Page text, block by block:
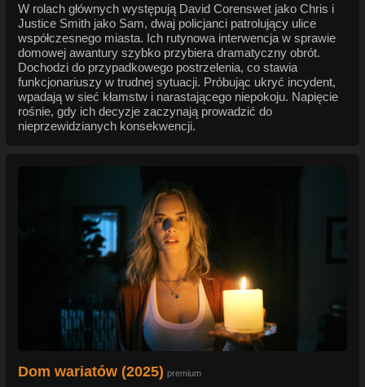
W rolach głównych występują David Corenswet jako Chris i
Justice Smith jako Sam, dwaj policjanci patrolujący ulice
współczesnego miasta. Ich rutynowa interwencja w sprawie
domowej awantury szybko przybiera dramatyczny obrót.
Dochodzi do przypadkowego postrzelenia, co stawia
funkcjonariuszy w trudnej sytuacji. Próbując ukryć incydent,
wpadają w sieć kłamstw i narastającego niepokoju. Napięcie
rośnie, gdy ich decyzje zaczynają prowadzić do
nieprzewidzianych konsekwencji.
Dom wariatów (2025) premium